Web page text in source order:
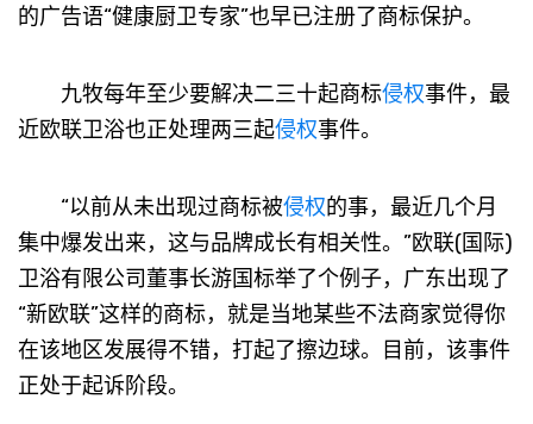
的广告语“健康厨卫专家”也早已注册了商标保护。
九牧每年至少要解决二三十起商标侵权事件，最
近欧联卫浴也正处理两三起侵权事件。
“以前从未出现过商标被侵权的事，最近几个月
集中爆发出来，这与品牌成长有相关性。”欧联(国际)
卫浴有限公司董事长游国标举了个例子，广东出现了
“新欧联”这样的商标，就是当地某些不法商家觉得你
在该地区发展得不错，打起了擦边球。目前，该事件
正处于起诉阶段。